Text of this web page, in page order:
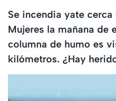
Se incendia yate cerca
Mujeres la mañana de
columna de humo es
kilómetros. ¿Hay